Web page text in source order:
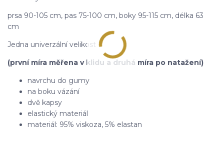
prsa 90-105 cm, pas 75-100 cm, boky 95-115 cm, délka 63
cm
Jedna univerzální velikost
(první míra měřena v klidu a druhá míra po natažení)
navrchu do gumy
na boku vázání
dvě kapsy
elastický materiál
materiál: 95% viskoza, 5% elastan